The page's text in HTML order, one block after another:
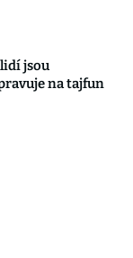
jsou
na tajfun